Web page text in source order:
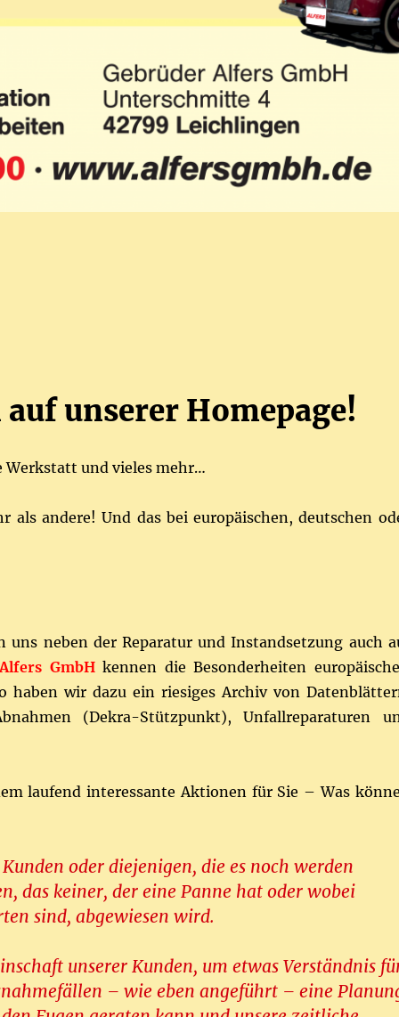
unserer Homepage!
und vieles mehr…
andere! Und das bei europäischen, deutschen
neben der Reparatur und Instandsetzung auch
GmbHkennen die Besonderheiten
haben wir dazu ein riesiges Archiv von
(Dekra-Stützpunkt), Unfallreparaturen
laufend interessante Aktionen für Sie – Was
oder diejenigen, die es noch werden
das keiner, der eine Panne hat oder wobei
sind, abgewiesen wird.
unserer Kunden, um etwas Verständnis
– wie eben angeführt – eine